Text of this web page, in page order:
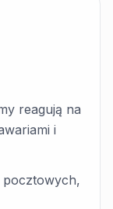
reagują na
i
pocztowych,